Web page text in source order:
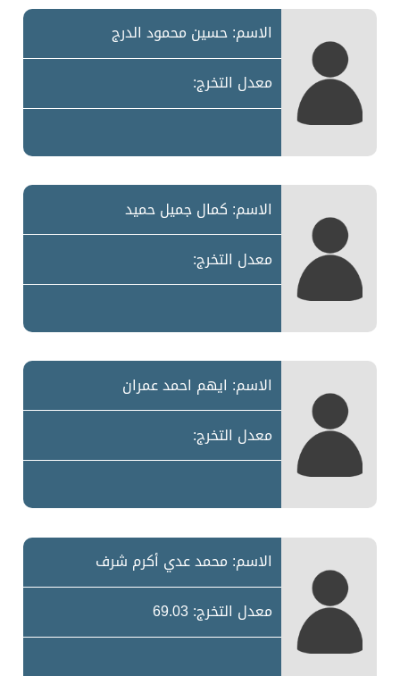
الاسم: حسين محمود الدرج
معدل التخرج:
الاسم: كمال جميل حميد
معدل التخرج:
الاسم: ايهم احمد عمران
معدل التخرج:
الاسم: محمد عدي أكرم شرف
معدل التخرج: 69.03